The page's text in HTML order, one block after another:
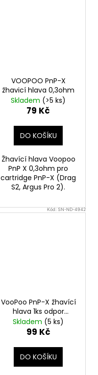
VOOPOO PnP-X
žhavicí hlava 0,3ohm
Skladem (>5 ks)
79 Kč
DO KOŠÍKU
Žhavící hlava Voopoo
PnP X 0,3ohm pro
cartridge PnP-X (Drag
S2, Argus Pro 2).
Kód:SN-ND-4942
VooPoo PnP-X žhavící
hlava 1ks odpor
0,6ohm
Skladem (5 ks)
99 Kč
DO KOŠÍKU